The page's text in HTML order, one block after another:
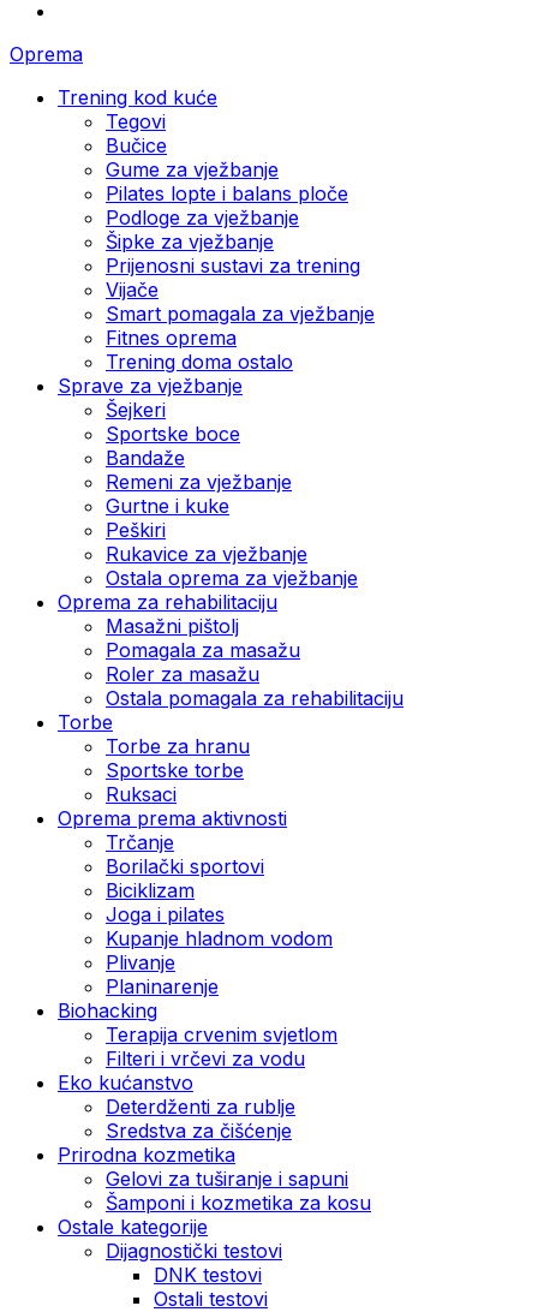
Oprema
Trening kod kuće
Tegovi
Bučice
Gume za vježbanje
Pilates lopte i balans ploče
Podloge za vježbanje
Šipke za vježbanje
Prijenosni sustavi za trening
Vijače
Smart pomagala za vježbanje
Fitnes oprema
Trening doma ostalo
Sprave za vježbanje
Šejkeri
Sportske boce
Bandaže
Remeni za vježbanje
Gurtne i kuke
Peškiri
Rukavice za vježbanje
Ostala oprema za vježbanje
Oprema za rehabilitaciju
Masažni pištolj
Pomagala za masažu
Roler za masažu
Ostala pomagala za rehabilitaciju
Torbe
Torbe za hranu
Sportske torbe
Ruksaci
Oprema prema aktivnosti
Trčanje
Borilački sportovi
Biciklizam
Joga i pilates
Kupanje hladnom vodom
Plivanje
Planinarenje
Biohacking
Terapija crvenim svjetlom
Filteri i vrčevi za vodu
Eko kućanstvo
Deterdženti za rublje
Sredstva za čišćenje
Prirodna kozmetika
Gelovi za tuširanje i sapuni
Šamponi i kozmetika za kosu
Ostale kategorije
Dijagnostički testovi
DNK testovi
Ostali testovi